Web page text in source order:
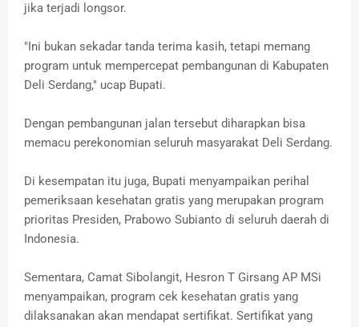
jika terjadi longsor.
"Ini bukan sekadar tanda terima kasih, tetapi memang
program untuk mempercepat pembangunan di Kabupaten
Deli Serdang," ucap Bupati.
Dengan pembangunan jalan tersebut diharapkan bisa
memacu perekonomian seluruh masyarakat Deli Serdang.
Di kesempatan itu juga, Bupati menyampaikan perihal
pemeriksaan kesehatan gratis yang merupakan program
prioritas Presiden, Prabowo Subianto di seluruh daerah di
Indonesia.
Sementara, Camat Sibolangit, Hesron T Girsang AP MSi
menyampaikan, program cek kesehatan gratis yang
dilaksanakan akan mendapat sertifikat. Sertifikat yang